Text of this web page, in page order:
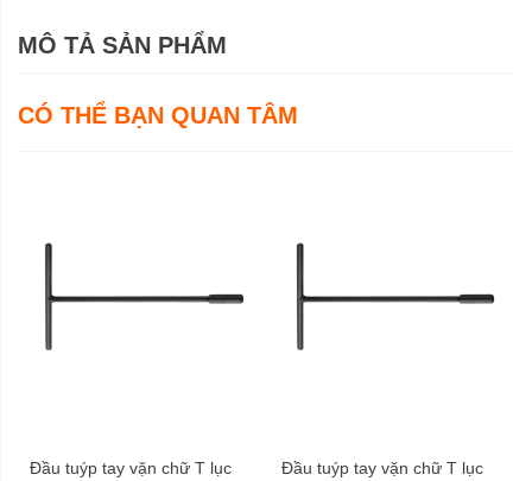
MÔ TẢ SẢN PHẨM
CÓ THỂ BẠN QUAN TÂM
Đầu tuýp tay vặn chữ T lục
Đầu tuýp tay vặn chữ T lục